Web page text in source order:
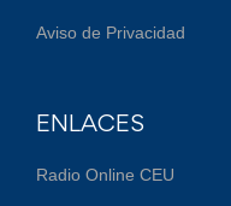
Aviso de Privacidad
ENLACES
Radio Online CEU